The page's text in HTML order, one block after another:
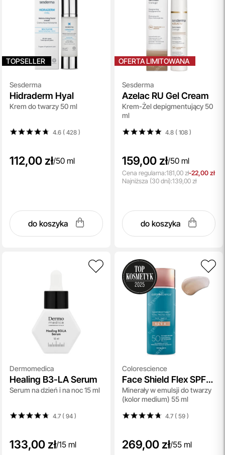
TOPSELLER
Sesderma
Hidraderm Hyal
Krem do twarzy 50 ml
4.6 ( 428)
112,00 zł/50 ml
do koszyka
OFERTA LIMITOWANA
Sesderma
Azelac RU Gel Cream
Krem-Żel depigmentujący 50
ml
4.8 ( 108)
159,00 zł/50 ml
Cena regularna:181,00 zł-22,00 zł
Najniższa (30 dni):139,00 zł
do koszyka
Dermomedica
Healing B3-LA Serum
Serum na dzień i na noc 15 ml
4.7 ( 94)
133,00 zł/15 ml
Colorescience
Face Shield Flex SPF
50
Minerały w emulsji do twarzy
(kolor medium) 55 ml
4.7 ( 59)
269,00 zł/55 ml